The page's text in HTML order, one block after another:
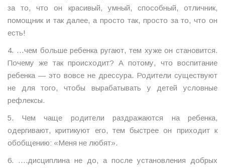
за то, что он красивый, умный, способный, отличник,
помощник и так далее, а просто так, просто за то, что он
есть!
4. …чем больше ребенка ругают, тем хуже он становится.
Почему же так происходит? А потому, что воспитание
ребенка — это вовсе не дрессура. Родители существуют
не для того, чтобы вырабатывать у детей условные
рефлексы.
5. Чем чаще родители раздражаются на ребенка,
одергивают, критикуют его, тем быстрее он приходит к
обобщению: «Меня не любят».
6. ….дисциплина не до, а после установления добрых